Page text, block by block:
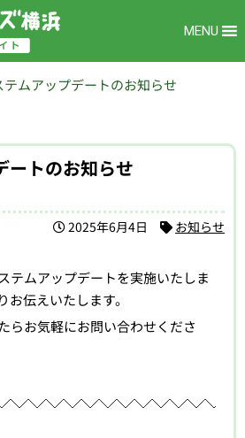
MENU
テムアップデートのお知らせ
ートのお知らせ
2025年6月4日 お知らせ
テムアップデートを実施いたしま
お伝えいたします。
らお気軽にお問い合わせくださ